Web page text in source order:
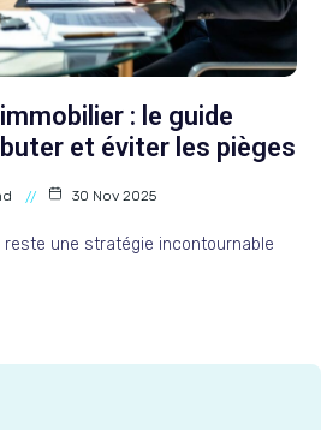
: le guide
et éviter les pièges
30 Nov 2025
reste une stratégie incontournable